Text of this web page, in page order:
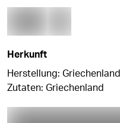
Herkunft
Herstellung: Griechenland
Zutaten: Griechenland